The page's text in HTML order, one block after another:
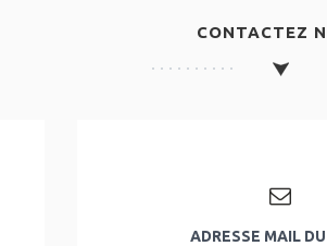
CONTACTEZ
ADRESSE MAIL